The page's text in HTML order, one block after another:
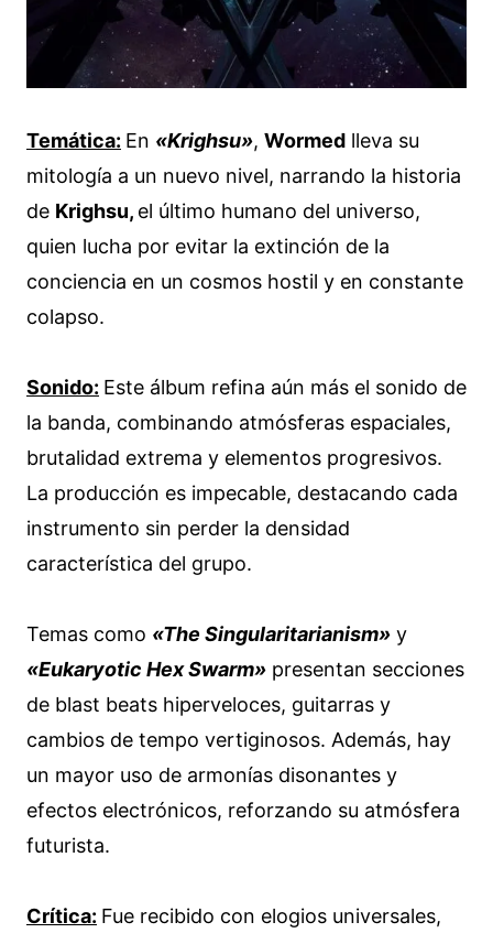
Temática: En «Krighsu», Wormed lleva su
mitología a un nuevo nivel, narrando la historia
de Krighsu, el último humano del universo,
quien lucha por evitar la extinción de la
conciencia en un cosmos hostil y en constante
colapso.
Sonido: Este álbum refina aún más el sonido de
la banda, combinando atmósferas espaciales,
brutalidad extrema y elementos progresivos.
La producción es impecable, destacando cada
instrumento sin perder la densidad
característica del grupo.
Temas como «The Singularitarianism» y
«Eukaryotic Hex Swarm» presentan secciones
de blast beats hiperveloces, guitarras y
cambios de tempo vertiginosos. Además, hay
un mayor uso de armonías disonantes y
efectos electrónicos, reforzando su atmósfera
futurista.
Crítica: Fue recibido con elogios universales,